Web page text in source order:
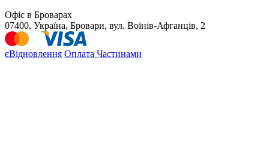
Офіс в Броварах
07400, Україна, Бровари, вул. Воїнів-Афганців, 2
єВідновлення Оплата Частинами